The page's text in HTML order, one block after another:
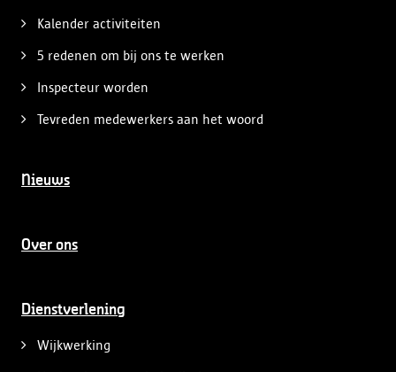
Kalender activiteiten
5 redenen om bij ons te werken
Inspecteur worden
Tevreden medewerkers aan het woord
Nieuws
Over ons
Dienstverlening
Wijkwerking